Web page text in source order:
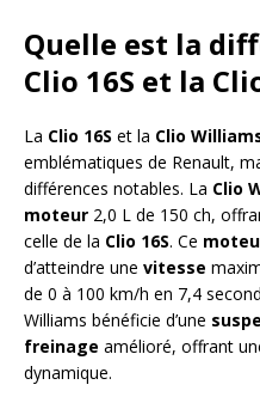
Quelle est la
Clio 16S et la
La Clio 16S et la Clio
emblématiques de Renault,
différences notables. La Clio
moteur 2,0 L de 150 ch,
celle de la Clio 16S. Ce
d’atteindre une vitesse
de 0 à 100 km/h en 7,4
Williams bénéficie d’une
freinage amélioré, offrant
dynamique.